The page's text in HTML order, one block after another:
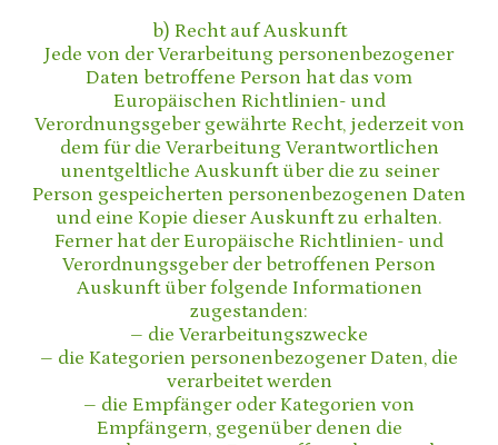
b) Recht auf Auskunft
Jede von der Verarbeitung personenbezogener
Daten betroffene Person hat das vom
Europäischen Richtlinien- und
Verordnungsgeber gewährte Recht, jederzeit von
dem für die Verarbeitung Verantwortlichen
unentgeltliche Auskunft über die zu seiner
Person gespeicherten personenbezogenen Daten
und eine Kopie dieser Auskunft zu erhalten.
Ferner hat der Europäische Richtlinien- und
Verordnungsgeber der betroffenen Person
Auskunft über folgende Informationen
zugestanden:
– die Verarbeitungszwecke
– die Kategorien personenbezogener Daten, die
verarbeitet werden
– die Empfänger oder Kategorien von
Empfängern, gegenüber denen die